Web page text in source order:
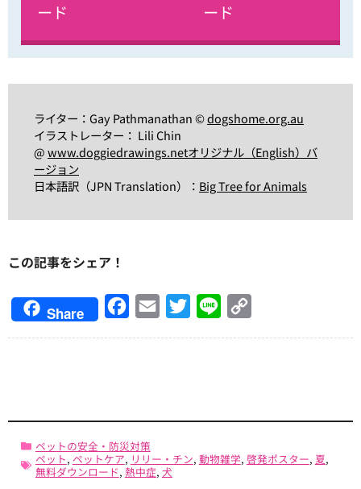
ード
ード
ライター：Gay Pathmanathan ©dogshome.org.au
イラストレーター： Lili Chin
@www.doggiedrawings.netオリジナル（English）バ
ージョン
日本語訳（JPN Translation）： Big Tree for Animals
この記事をシェア！
Share Facebook
Email TwitterLine
ペットの安全・防災対策
ペット, ペットケア, リリー・チン, 動物雑学, 啓発ポスター, 夏,
無料ダウンロード, 熱中症, 犬